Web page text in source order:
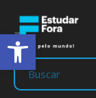
Abrir a barra de